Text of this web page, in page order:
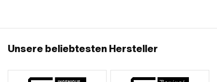
Unsere beliebtesten Hersteller